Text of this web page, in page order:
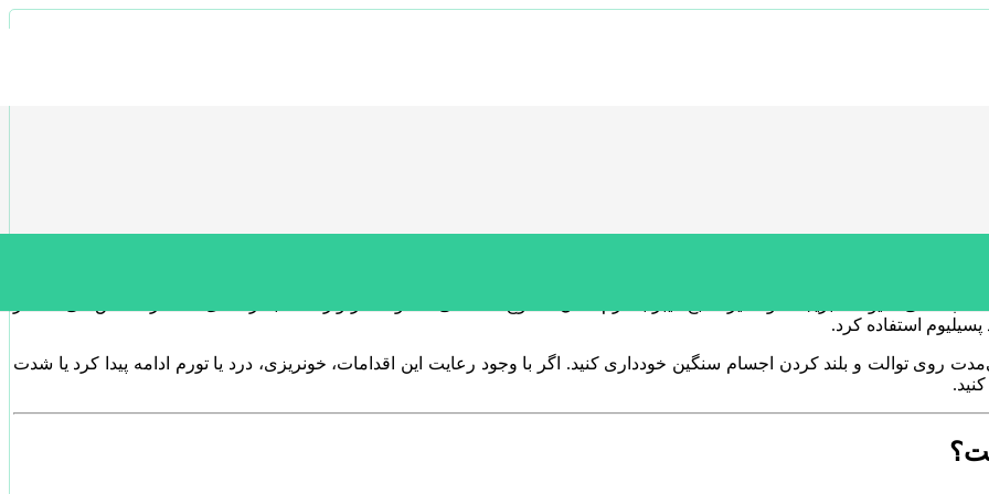
کاهش درد، التهاب و اسپاسم عضلات مقعد است. در صورت تورم یا درد شدید، استفاده کوتاه‌مدت از کمپرس سرد نیز می‌تواند به
کافی، میوه، سبزیجات و سایر منابع فیبر به نرم شدن مدفوع کمک می‌کند؛ و فشار واردشده به رگ‌های مقعد را کاهش می‌دهد. در
استفاده کرد.
روی توالت و بلند کردن اجسام سنگین خودداری کنید. اگر با وجود رعایت این اقدامات، خونریزی، درد یا تورم ادامه پیدا کرد یا شدت